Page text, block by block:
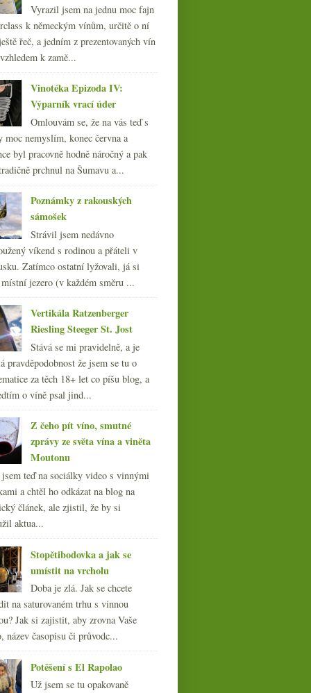
Vyrazil jsem na jednu moc fajn
k německým vínům, určitě o ní
řeč, a jedním z prezentovaných vín
k zamě...
Vinotéka Epizoda IV:
Výparník vrací úder
Omlouvám se, že na vás teď s
moc nemyslím, konec června a
byl pracovně hodně náročný a pak
prchnul na Šumavu a...
Poznámky z rakouských
sámošek
Strávil jsem nedávno
víkend s rodinou a přáteli v
Zatímco ostatní lyžovali, já si
jezero (v každém směru ...
Vertikála Ratzenberger
Riesling Steeger St. Jost
Stává se mi pravidelně, a je
pravděpodobnost že jsem se tu o
za těch 18+ let co píšu blog, a
o víně psal jind...
Z čeho pít víno, smutné
zprávy ze světa vína a viněta
Moutonu
teď na sociálky video s vinnými
a chtěl ho odkázat na blog na
článek, ale zjistil, že by si
aktua...
Stopětibodovka a jak se
umístit na vrcholu
Doba je zlá. Jak se chcete
na saturovaném trhu s vinnou
Jak si zajistit, aby zrovna Vaše
název časopisu či průvodc...
Potěšení s El Rapolao
Už jsem se tu opakovaně